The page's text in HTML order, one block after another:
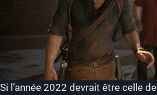
Si l’année 2022 devrait être celle de